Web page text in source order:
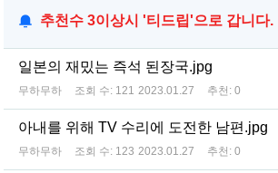
추천수 3이상시 '티드립'으로 갑니다.
일본의 재밌는 즉석 된장국.jpg
무하무하 조회 수: 121 2023.01.27 추천: 0
아내를 위해 TV 수리에 도전한 남편.jpg
무하무하 조회 수: 123 2023.01.27 추천: 0